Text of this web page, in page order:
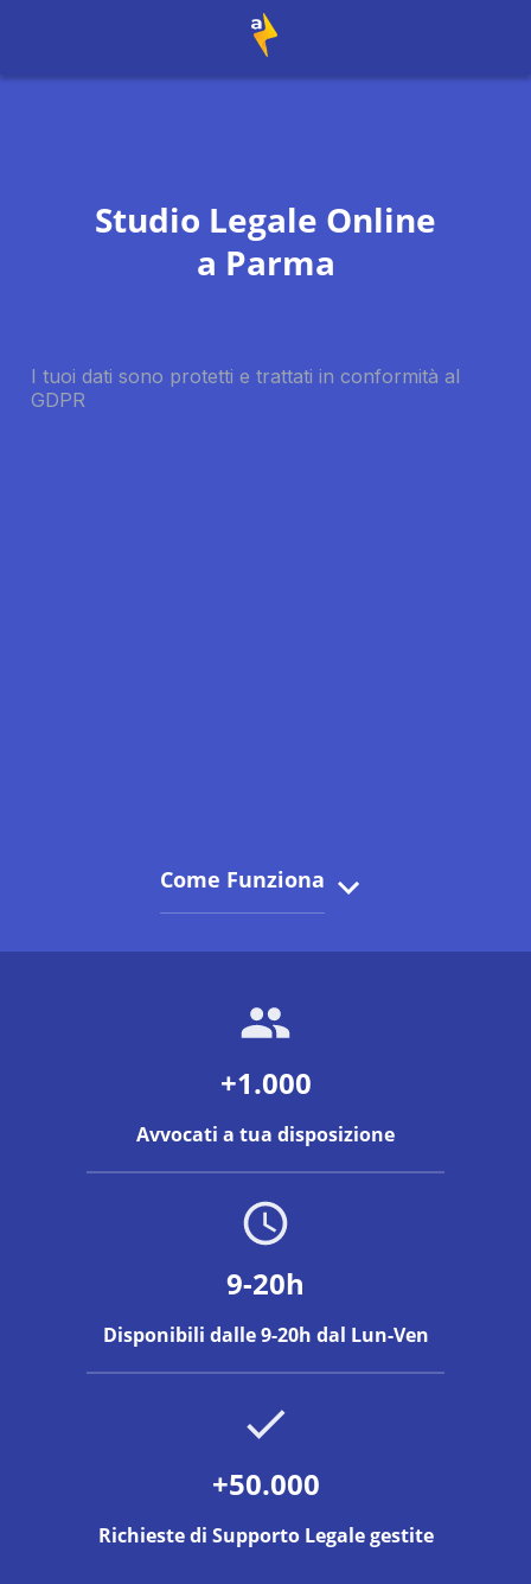
Studio Legale Online
a Parma
Come Funziona
+1.000
Avvocati a tua disposizione
9-20h
Disponibili dalle 9-20h dal Lun-Ven
+50.000
Richieste di Supporto Legale gestite